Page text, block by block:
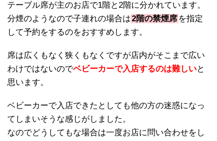
テーブル席が主のお店で1階と2階に分かれています。
分煙のようなので子連れの場合は2階の禁煙席 を指定
して予約をするのをおすすめします。
席は広くもなく狭くもなくですが店内がそこまで広い
わけではないのでベビーカーで入店するのは難しいと
思います。
ベビーカーで入店できたとしても他の方の迷惑になっ
てしまいそうな感じがしました。
なのでどうしてもな場合は一度お店に問い合わせをし